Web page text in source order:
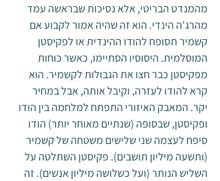
מהמנדט הבריטי, אלא נסיכות שבראשה עמד
מהרג'ה הינדי. הוא זה שהיה אמור לקבוע אם
קשמיר תסופח להודו ההינדית או לפקיסטן
המוסלמית. היסוסיו הסתיימו, כאשר כוחות
מפקיסטן כבר חצו את הגבולות לקשמיר. הוא
קרא להודו לעזרה, וקיבל אותה, אבל במחיר
יקר. המאבק האיזורי התפתח למלחמה בין הודו
ופקיסטן, שבסופה (שנתיים מאוחר יותר) הודו
סיפח לעצמה שני שלישים משטחה של קשמיר
(ותשעה מיליון תושבים). פקיסטן השתלטה על
השליש הנותר (ועל כשלושה מיליון אנשים). זה